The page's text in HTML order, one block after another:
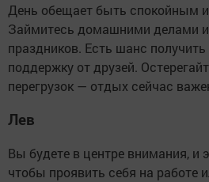
День обещает быть спокойным
Займитесь домашними делами
праздников. Есть шанс
поддержку от друзей.
перегрузок — отдых сейчас
Лев
Вы будете в центре внимания, и
чтобы проявить себя на работе